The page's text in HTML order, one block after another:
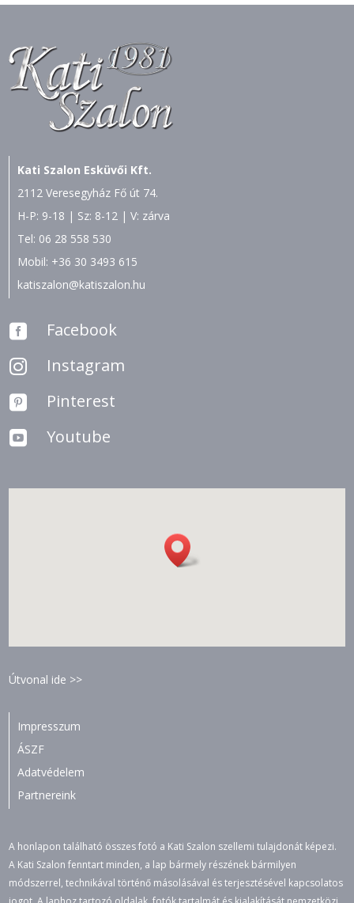
F405
párta
mennyiség
Kati Szalon Esküvői Kft.
2112 Veresegyház Fő út 74.
H-P: 9-18 | Sz: 8-12 | V: zárva
Tel: 06 28 558 530
Mobil: +36 30 3493 615
katiszalon@katiszalon.hu
 Facebook
 Instagram
 Pinterest
 Youtube
Útvonal ide >>
Impresszum
ÁSZF
Adatvédelem
Partnereink
A honlapon található összes fotó a Kati Szalon szellemi tulajdonát képezi.
A Kati Szalon fenntart minden, a lap bármely részének bármilyen
módszerrel, technikával történő másolásával és terjesztésével kapcsolatos